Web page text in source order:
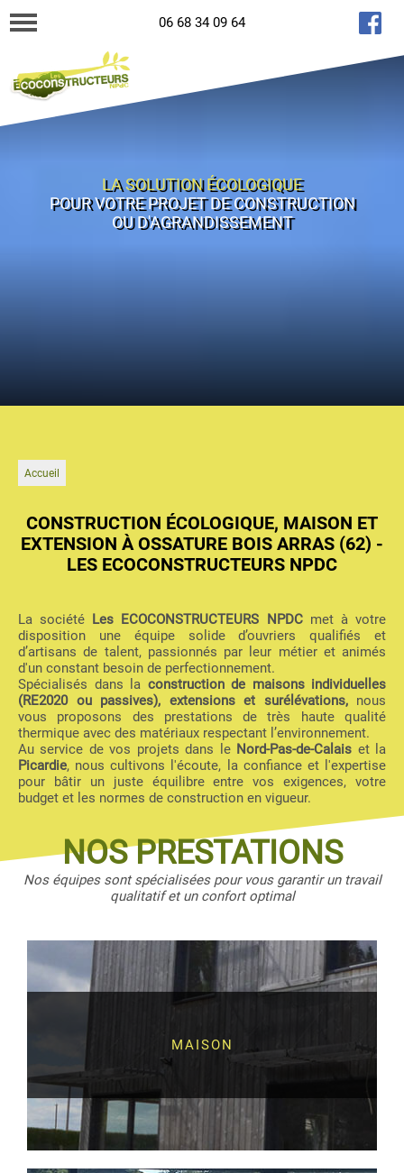
06 68 34 09 64
LA SOLUTION ÉCOLOGIQUE
POUR VOTRE PROJET DE CONSTRUCTION
OU D'AGRANDISSEMENT
Accueil
CONSTRUCTION ÉCOLOGIQUE, MAISON ET
EXTENSION À OSSATURE BOIS ARRAS (62) -
LES ECOCONSTRUCTEURS NPDC
La société Les ECOCONSTRUCTEURS NPDCmet à votre
disposition une équipe solide d’ouvriers qualifiés et
d’artisans de talent, passionnés par leur métier et animés
d'un constant besoin de perfectionnement.
Spécialisés dans la construction de maisons individuelles
(RE2020 ou passives), extensions et surélévations,nous
vous proposons des prestations de très haute qualité
thermique avec des matériaux respectant l’environnement.
Au service de vos projets dans le Nord-Pas-de-Calais et la
Picardie, nous cultivons l'écoute, la confiance et l'expertise
pour bâtir un juste équilibre entre vos exigences, votre
budget et les normes de construction en vigueur.
NOS PRESTATIONS
Nos équipes sont spécialisées pour vous garantir un travail
qualitatif et un confort optimal
MAISON